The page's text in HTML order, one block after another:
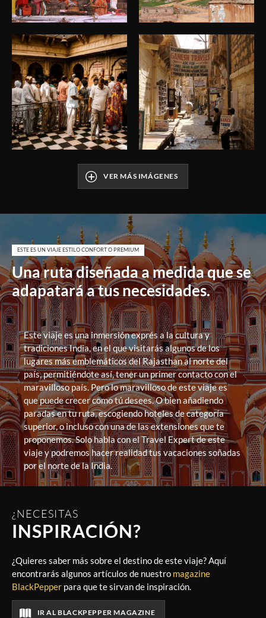
VER MÁS IMÁGENES
ESTE ES UN VIAJE ESTILO CONFORT O PREMIUM
Una ruta diseñada a medida que se
adapatará a tus necesidades.
Este viaje es una inmersión exprés a la cultura y
tradiciones India, en el que visitarás algunos de los
lugares más emblemáticos del Rajasthan al norte del
país, permitiéndote así, tener un primer contacto con el
maravilloso país. Pero lo maravilloso de este viaje es
que puede crecer como tú desees. O bien añadiendo
paradas en tu ruta, escogiendo hoteles de categoría
superior, o incluso con una de las extensiones que te
proponemos. Solo habla con el Travel Expert de este
viaje y podremos hacer realidad tus vacaciones soñadas
por el norte de la India.
¿NECESITAS
INSPIRACIÓN?
¿Quieres saber más sobre el destino de este viaje? Aquí
encontrarás algunos artículos de nuestro magazine
BlackPepper para que te sirvan de inspiración.
IR AL BLACKPEPPER MAGAZINE